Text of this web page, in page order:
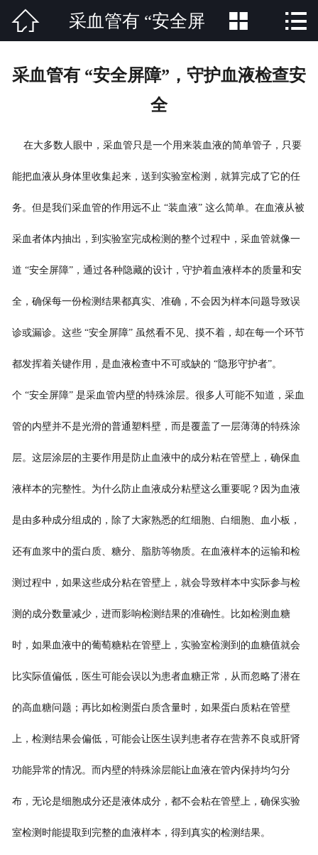
网站首页
联系方式
 采血管有 “安全屏
障”，守护血液检查安
 
采血管有 “安全屏障”，守护血液检查安
全
在大多数人眼中，采血管只是一个用来装血液的简单管子，只要
能把血液从身体里收集起来，送到实验室检测，就算完成了它的任
务。但是我们采血管的作用远不止 “装血液” 这么简单。在血液从被
采血者体内抽出，到实验室完成检测的整个过程中，采血管就像一
道 “安全屏障”，通过各种隐藏的设计，守护着血液样本的质量和安
全，确保每一份检测结果都真实、准确，不会因为样本问题导致误
诊或漏诊。这些 “安全屏障” 虽然看不见、摸不着，却在每一个环节
都发挥着关键作用，是血液检查中不可或缺的 “隐形守护者”。
个 “安全屏障” 是采血管内壁的特殊涂层。很多人可能不知道，采血
管的内壁并不是光滑的普通塑料壁，而是覆盖了一层薄薄的特殊涂
层。这层涂层的主要作用是防止血液中的成分粘在管壁上，确保血
液样本的完整性。为什么防止血液成分粘壁这么重要呢？因为血液
是由多种成分组成的，除了大家熟悉的红细胞、白细胞、血小板，
还有血浆中的蛋白质、糖分、脂肪等物质。在血液样本的运输和检
测过程中，如果这些成分粘在管壁上，就会导致样本中实际参与检
测的成分数量减少，进而影响检测结果的准确性。比如检测血糖
时，如果血液中的葡萄糖粘在管壁上，实验室检测到的血糖值就会
比实际值偏低，医生可能会误以为患者血糖正常，从而忽略了潜在
的高血糖问题；再比如检测蛋白质含量时，如果蛋白质粘在管壁
上，检测结果会偏低，可能会让医生误判患者存在营养不良或肝肾
功能异常的情况。而内壁的特殊涂层能让血液在管内保持均匀分
布，无论是细胞成分还是液体成分，都不会粘在管壁上，确保实验
室检测时能提取到完整的血液样本，得到真实的检测结果。